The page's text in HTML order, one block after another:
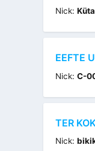
Nick:
EEFTE
Nick: C-
TER
Nick: